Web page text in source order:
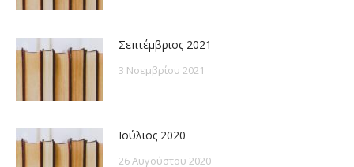
Σεπτέμβριος 2021
3 Νοεμβρίου 2021
Ιούλιος 2020
26 Αυγούστου 2020